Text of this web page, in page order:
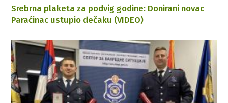
Srebrna plaketa za podvig godine: Donirani novac
Paraćinac ustupio dečaku (VIDEO)